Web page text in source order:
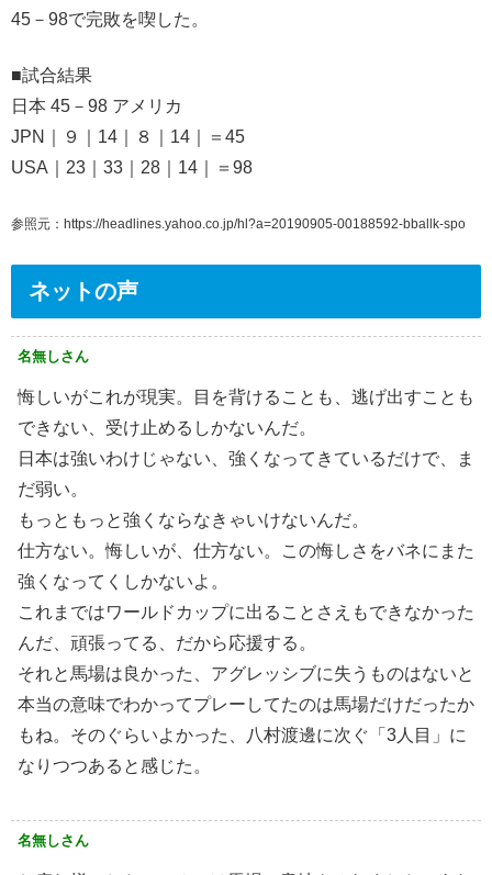
45－98で完敗を喫した。
■試合結果
日本 45－98 アメリカ
JPN｜９｜14｜８｜14｜＝45
USA｜23｜33｜28｜14｜＝98
参照元：https://headlines.yahoo.co.jp/hl?a=20190905-00188592-bballk-spo
ネットの声
名無しさん
悔しいがこれが現実。目を背けることも、逃げ出すことも
できない、受け止めるしかないんだ。
日本は強いわけじゃない、強くなってきているだけで、ま
だ弱い。
もっともっと強くならなきゃいけないんだ。
仕方ない。悔しいが、仕方ない。この悔しさをバネにまた
強くなってくしかないよ。
これまではワールドカップに出ることさえもできなかった
んだ、頑張ってる、だから応援する。
それと馬場は良かった、アグレッシブに失うものはないと
本当の意味でわかってプレーしてたのは馬場だけだったか
もね。そのぐらいよかった、八村渡邊に次ぐ「3人目」に
なりつつあると感じた。
名無しさん